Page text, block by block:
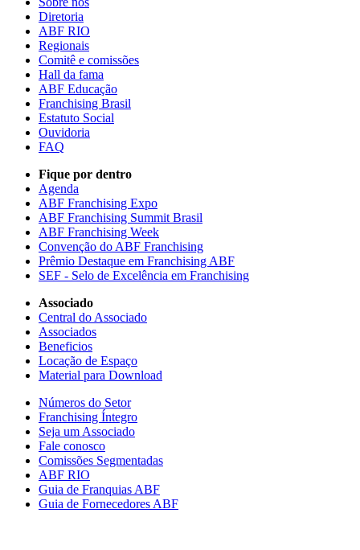
Diretoria
ABF RIO
Regionais
Comitê e comissões
Hall da fama
ABF Educação
Franchising Brasil
Estatuto Social
Ouvidoria
FAQ
Fique por dentro
Agenda
ABF Franchising Expo
ABF Franchising Summit Brasil
ABF Franchising Week
Convenção do ABF Franchising
Prêmio Destaque em Franchising ABF
SEF - Selo de Excelência em Franchising
Associado
Central do Associado
Associados
Beneficios
Locação de Espaço
Material para Download
Números do Setor
Franchising Íntegro
Seja um Associado
Fale conosco
Comissões Segmentadas
ABF RIO
Guia de Franquias ABF
Guia de Fornecedores ABF